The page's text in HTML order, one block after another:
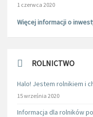
1 czerwca 2020
Więcej informacji o
ROLNICTWO
Halo! Jestem rolnikiem i
15 września 2020
Informacja dla rolników